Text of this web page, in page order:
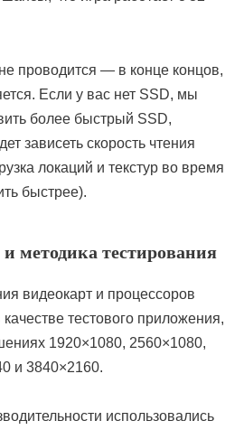
проводится — в конце концов,
Если у вас нет SSD, мы
более быстрый SSD,
зависеть скорость чтения
локаций и текстур во время
быстрее).
методика тестирования
видеокарт и процессоров
тестового приложения,
1920×1080, 2560×1080,
и 3840×2160.
использовались